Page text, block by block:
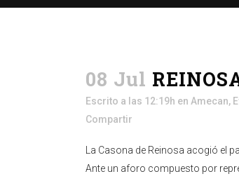
08 Jul
Escrito a las 12:19h en Amecan,
Compartir
La Casona de Reinosa acogió el
Ante un aforo compuesto por